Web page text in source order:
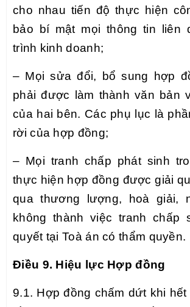
cho nhau tiến độ thực hiện
bảo bí mật mọi thông tin liên
trình kinh doanh;
– Mọi sửa đổi, bổ sung hợp
phải được làm thành văn bản
của hai bên. Các phụ lục là
rời của hợp đồng;
– Mọi tranh chấp phát sinh
thực hiện hợp đồng được giải
qua thương lượng, hoà giải,
không thành việc tranh chấp
quyết tại Toà án có thẩm quyền.
Điều 9. Hiệu lực Hợp đồng
9.1. Hợp đồng chấm dứt khi